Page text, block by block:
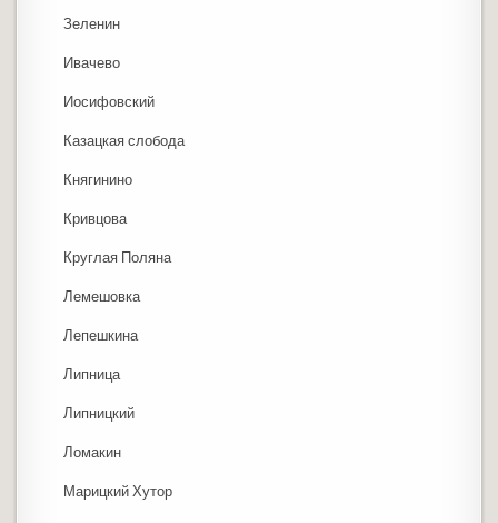
Зеленин
Ивачево
Иосифовский
Казацкая слобода
Княгинино
Кривцова
Круглая Поляна
Лемешовка
Лепешкина
Липница
Липницкий
Ломакин
Марицкий Хутор